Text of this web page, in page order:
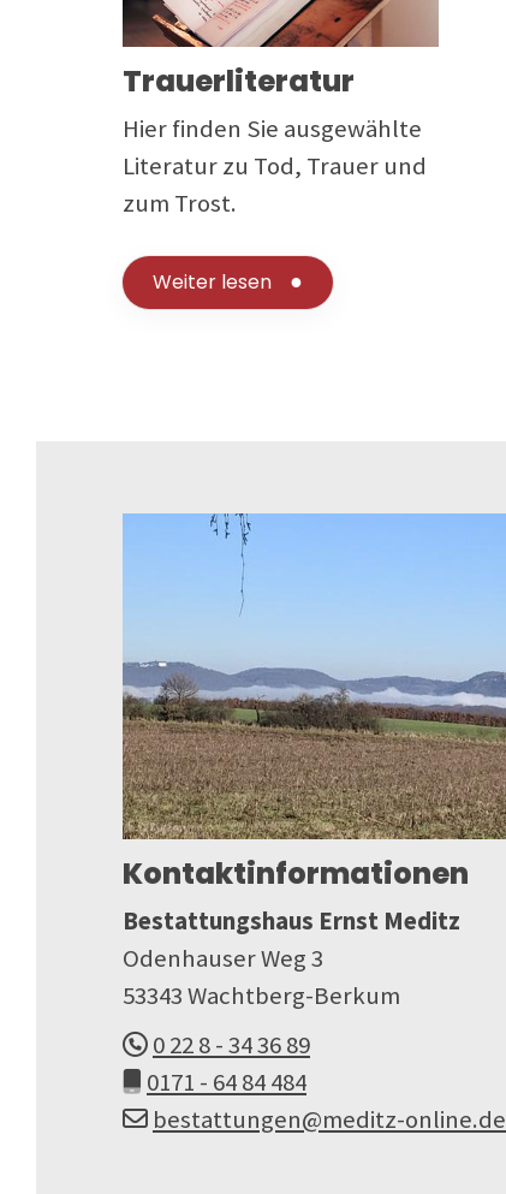
Trauerliteratur
Hier finden Sie ausgewählte
Literatur zu Tod, Trauer und
zum Trost.
Weiter lesen
Kontaktinformationen
Bestattungshaus Ernst Meditz
Odenhauser Weg 3
53343 Wachtberg-Berkum
0 22 8 - 34 36 89
0171 - 64 84 484
bestattungen@meditz-online.de